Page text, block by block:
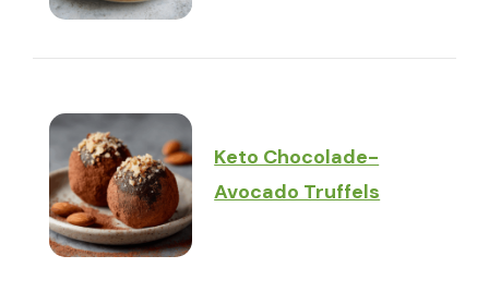
Keto Chocolade-
Avocado Truffels